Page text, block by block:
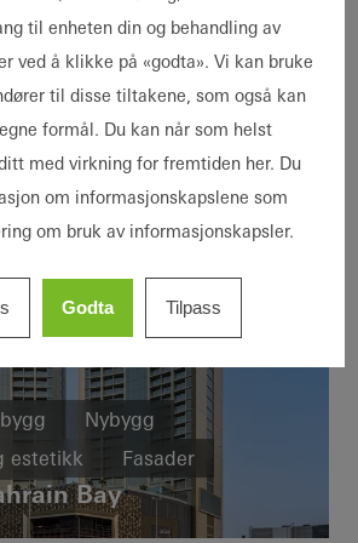
Nybygg
estetikk
Fasader
Bay
til enheten din og behandling av
ved å klikke på «godta». Vi kan bruke
til disse tiltakene, som også kan
formål. Du kan når som helst
med virkning for fremtiden her. Du
om informasjonskapslene som
om bruk av informasjonskapsler.
Godta Tilpass